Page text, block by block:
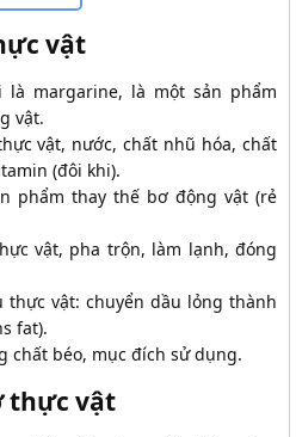
vật
margarine, là một sản phẩm
vật.
vật, nước, chất nhũ hóa, chất
(đôi khi).
phẩm thay thế bơ động vật (rẻ
vật, pha trộn, làm lạnh, đóng
vật: chuyển dầu lỏng thành
fat).
chất béo, mục đích sử dụng.
thực vật